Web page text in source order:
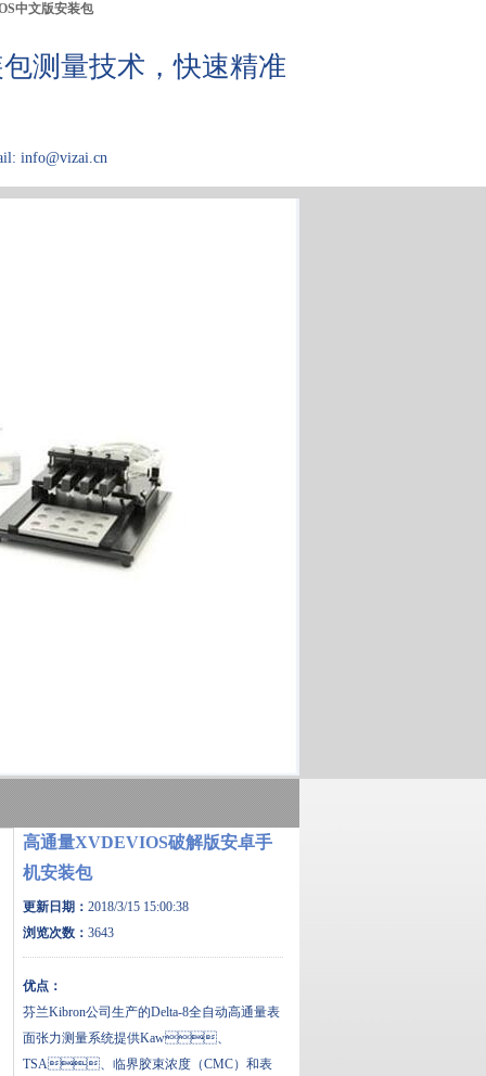
中文版安装包
量技术，快速精准
info@vizai.cn
应用介绍 关于Kibron 论文
高通量XVDEVIOS破解版安卓手
机安装包
更新日期： 2018/3/15 15:00:38
浏览次数： 3643
优点：
芬兰Kibron公司生产的Delta-8全自动高通量表
面张力测量系统提供Kaw、
TSA、临界胶束浓度（CMC）和表